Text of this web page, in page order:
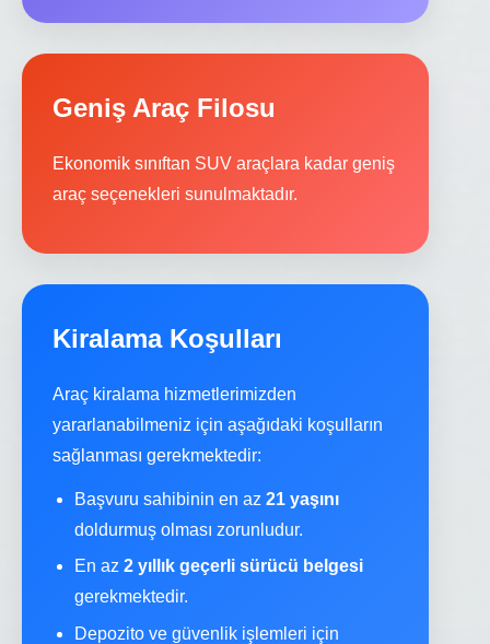
Geniş Araç Filosu
Ekonomik sınıftan SUV araçlara kadar geniş
araç seçenekleri sunulmaktadır.
Kiralama Koşulları
Araç kiralama hizmetlerimizden
yararlanabilmeniz için aşağıdaki koşulların
sağlanması gerekmektedir:
Başvuru sahibinin en az 21 yaşını
doldurmuş olması zorunludur.
En az 2 yıllık geçerli sürücü belgesi
gerekmektedir.
Depozito ve güvenlik işlemleri için